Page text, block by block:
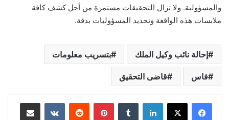
والمسؤولية. ولا تزال التحقيقات مستمرة من أجل كشف كافة
ملابسات هذه الواقعة وتحديد المسؤوليات بدقة.
إحالة نائب وكيل الملك بتسريب معلومات
فاس قاضى التحقيق
لينكدإن بينتيريست مشاركة عبر البريد